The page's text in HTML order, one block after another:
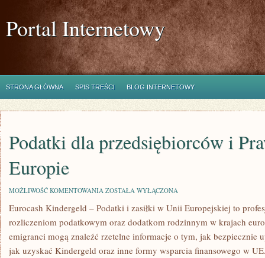
Portal Internetowy
STRONA GŁÓWNA SPIS TREŚCI BLOG INTERNETOWY
Podatki dla przedsiębiorców i
Europie
MOŻLIWOŚĆ KOMENTOWANIA PODATKI
PRZEDSIĘBIORCÓW
PRAWO
PRACY
EUROPIE
ZOSTAŁA WYŁĄCZONA
Eurocash Kindergeld – Podatki i zasiłki w Unii Europejskiej to
rozliczeniom podatkowym oraz dodatkom rodzinnym w krajach
emigranci mogą znaleźć rzetelne informacje o tym, jak bezpiecznie
jak uzyskać Kindergeld oraz inne formy wsparcia finansowego w